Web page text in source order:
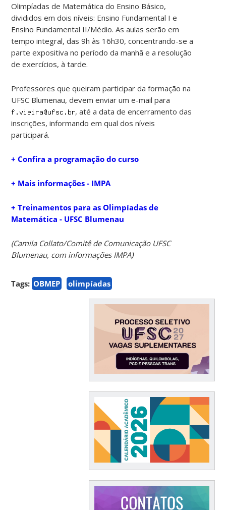
Olimpíadas de Matemática do Ensino Básico,
divididos em dois níveis: Ensino Fundamental I e
Ensino Fundamental II/Médio. As aulas serão em
tempo integral, das 9h às 16h30, concentrando-se a
parte expositiva no período da manhã e a resolução
de exercícios, à tarde.
Professores que queiram participar da formação na
UFSC Blumenau, devem enviar um e-mail para
, até a data de encerramento das
inscrições, informando em qual dos níveis
participará.
+ Confira a programação do curso
+ Mais informações - IMPA
+ Treinamentos para as Olimpíadas de
Matemática - UFSC Blumenau
(Camila Collato/Comitê de Comunicação UFSC
Blumenau, com informações IMPA)
Tags: OBMEP olimpíadas